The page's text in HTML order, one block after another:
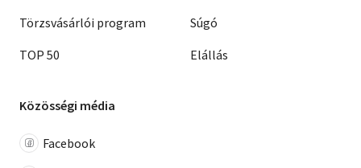
Törzsvásárlói program
TOP 50
Súgó
Elállás
Közösségi média
Facebook